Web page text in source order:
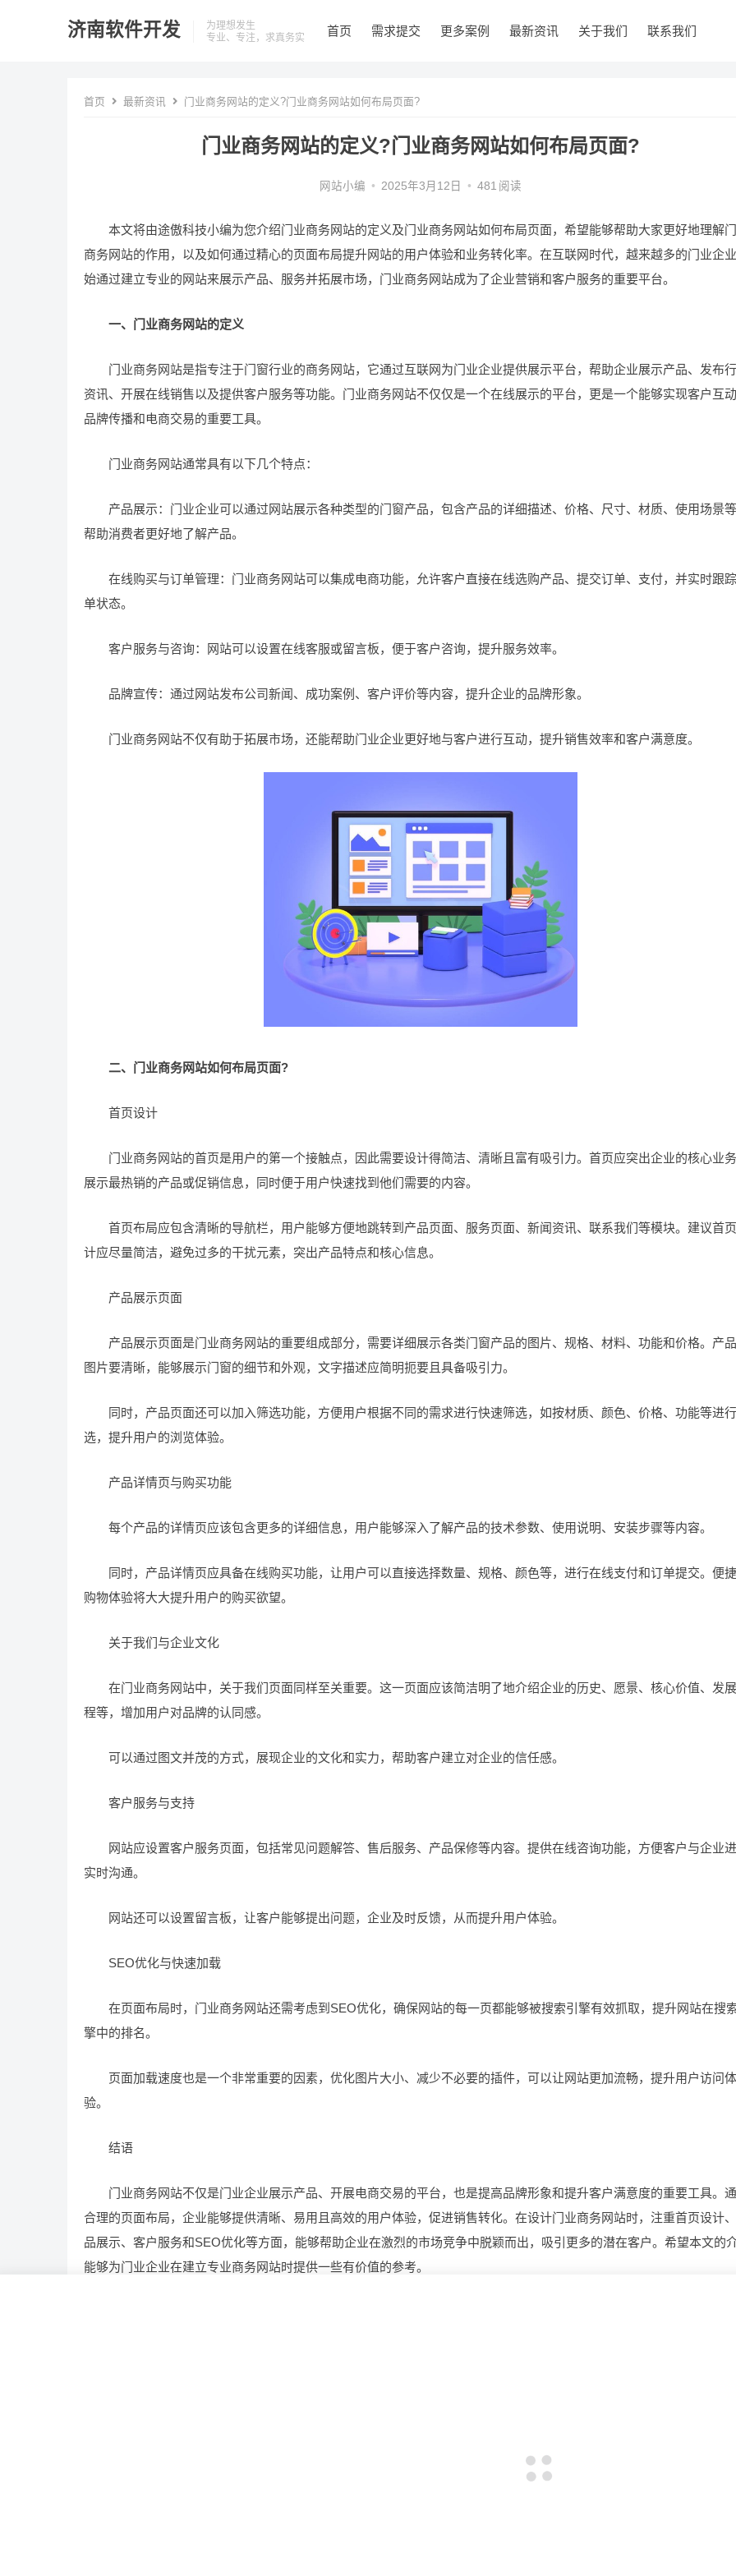
济南软件开发
为理想发生
专业、专注，求真务实
首页 需求提交 更多案例 最新资讯 关于我们 联系我们
首页 最新资讯 门业商务网站的定义?门业商务网站如何布局页面?
门业商务网站的定义?门业商务网站如何布局页面?
网站小编 • 2025年3月12日 • 481 阅读
本文将由途傲科技小编为您介绍门业商务网站的定义及门业商务网站如何布局页面，希望能够帮助大家更好地理解
商务网站的作用，以及如何通过精心的页面布局提升网站的用户体验和业务转化率。在互联网时代，越来越多的门业企
始通过建立专业的网站来展示产品、服务并拓展市场，门业商务网站成为了企业营销和客户服务的重要平台。
一、门业商务网站的定义
门业商务网站是指专注于门窗行业的商务网站，它通过互联网为门业企业提供展示平台，帮助企业展示产品、发布
资讯、开展在线销售以及提供客户服务等功能。门业商务网站不仅仅是一个在线展示的平台，更是一个能够实现客户互动
品牌传播和电商交易的重要工具。
门业商务网站通常具有以下几个特点：
产品展示：门业企业可以通过网站展示各种类型的门窗产品，包含产品的详细描述、价格、尺寸、材质、使用场景等
帮助消费者更好地了解产品。
在线购买与订单管理：门业商务网站可以集成电商功能，允许客户直接在线选购产品、提交订单、支付，并实时跟
单状态。
客户服务与咨询：网站可以设置在线客服或留言板，便于客户咨询，提升服务效率。
品牌宣传：通过网站发布公司新闻、成功案例、客户评价等内容，提升企业的品牌形象。
门业商务网站不仅有助于拓展市场，还能帮助门业企业更好地与客户进行互动，提升销售效率和客户满意度。
二、门业商务网站如何布局页面?
首页设计
门业商务网站的首页是用户的第一个接触点，因此需要设计得简洁、清晰且富有吸引力。首页应突出企业的核心业务
展示最热销的产品或促销信息，同时便于用户快速找到他们需要的内容。
首页布局应包含清晰的导航栏，用户能够方便地跳转到产品页面、服务页面、新闻资讯、联系我们等模块。建议首
计应尽量简洁，避免过多的干扰元素，突出产品特点和核心信息。
产品展示页面
产品展示页面是门业商务网站的重要组成部分，需要详细展示各类门窗产品的图片、规格、材料、功能和价格。产
图片要清晰，能够展示门窗的细节和外观，文字描述应简明扼要且具备吸引力。
同时，产品页面还可以加入筛选功能，方便用户根据不同的需求进行快速筛选，如按材质、颜色、价格、功能等进
选，提升用户的浏览体验。
产品详情页与购买功能
每个产品的详情页应该包含更多的详细信息，用户能够深入了解产品的技术参数、使用说明、安装步骤等内容。
同时，产品详情页应具备在线购买功能，让用户可以直接选择数量、规格、颜色等，进行在线支付和订单提交。便
购物体验将大大提升用户的购买欲望。
关于我们与企业文化
在门业商务网站中，关于我们页面同样至关重要。这一页面应该简洁明了地介绍企业的历史、愿景、核心价值、发
程等，增加用户对品牌的认同感。
可以通过图文并茂的方式，展现企业的文化和实力，帮助客户建立对企业的信任感。
客户服务与支持
网站应设置客户服务页面，包括常见问题解答、售后服务、产品保修等内容。提供在线咨询功能，方便客户与企业
实时沟通。
网站还可以设置留言板，让客户能够提出问题，企业及时反馈，从而提升用户体验。
SEO优化与快速加载
在页面布局时，门业商务网站还需考虑到SEO优化，确保网站的每一页都能够被搜索引擎有效抓取，提升网站在搜索
擎中的排名。
页面加载速度也是一个非常重要的因素，优化图片大小、减少不必要的插件，可以让网站更加流畅，提升用户访问体
验。
结语
门业商务网站不仅是门业企业展示产品、开展电商交易的平台，也是提高品牌形象和提升客户满意度的重要工具。
合理的页面布局，企业能够提供清晰、易用且高效的用户体验，促进销售转化。在设计门业商务网站时，注重首页设计
品展示、客户服务和SEO优化等方面，能够帮助企业在激烈的市场竞争中脱颖而出，吸引更多的潜在客户。希望本文的
能够为门业企业在建立专业商务网站时提供一些有价值的参考。
构建果实成熟度模型平台，如何做?需要哪些功能